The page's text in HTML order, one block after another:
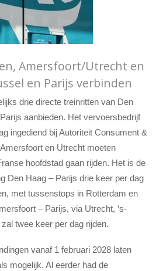
Amersfoort/Utrecht en
en Parijs verbinden
drie directe treinritten van Den
aanbieden. Het vervoersbedrijf
ingediend bij Autoriteit Consument &
en Utrecht moeten
hoofdstad gaan rijden. Het is de
Den Haag – Parijs drie keer per dag
met tussenstops in Rotterdam en
– Parijs, via Utrecht, ‘s-
twee keer per dag rijden.
vanaf 1 februari 2028 laten
mogelijk. Al eerder had de